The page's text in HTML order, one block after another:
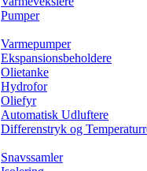
Pumper
Varmepumper
Ekspansionsbeholdere
Olietanke
Hydrofor
Oliefyr
Automatisk Udluftere
Differenstryk og
Snavssamler